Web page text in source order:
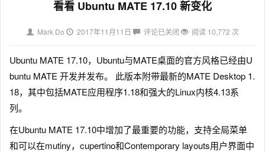
v
i
o
n
看看 Ubuntu MATE 17.10 新变化
Mark Do 2017年11月11日 评论已关闭 阅读 10,772 次
Ubuntu MATE 17.10，Ubuntu与MATE桌面的官方风格已经由U
buntu MATE 开发并发布。 此版本附带最新的MATE Desktop 1.
18，其中包括MATE应用程序1.18和强大的Linux内核4.13系
列。
在Ubuntu MATE 17.10中增加了最重要的功能，支持全局菜单
和可以在mutiny，cupertino和Contemporary layouts用户界面中